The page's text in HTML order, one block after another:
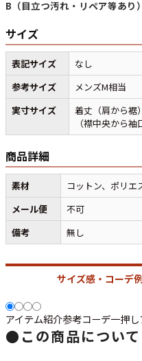
Tシャツ
パンツ
W30
Search by Maniac
バンド
Tシャツ
USA製
すべてのマニアッ
Search by Period年代か
B（目立つ汚れ・リペア等あり）
サイズ
表記サイズ
なし
参考サイズ
メンズM相当
実寸サイズ
着丈（肩から裾
（襟中央から
商品詳細
素材
コットン、ポリエ
メール便
不可
備考
無し
サイズ感・コーデ
アイテム紹介参考コーデ一押し
● この商品について